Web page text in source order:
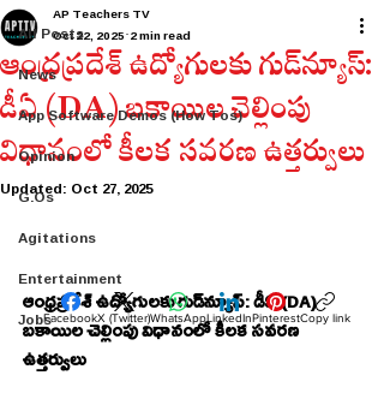
All Posts
News
App Software Demos (How Tos)
Opinion
G.Os
Agitations
Entertainment
Jobs
ఆంధ్రప్రదేశ్ ఉద్యోగులకు గుడ్‌న్యూస్:
డీఏ (DA) బకాయిల చెల్లింపు
విధానంలో కీలక సవరణ ఉత్తర్వులు
AP Teachers TV
Oct 22, 2025 2 min read
Updated: Oct 27, 2025
ఆంధ్రప్రదేశ్ ఉద్యోగులకు గుడ్‌న్యూస్: డీఏ (DA)
బకాయిల చెల్లింపు విధానంలో కీలక సవరణ
ఉత్తర్వులు
FacebookX (Twitter)WhatsAppLinkedInPinterestCopy link